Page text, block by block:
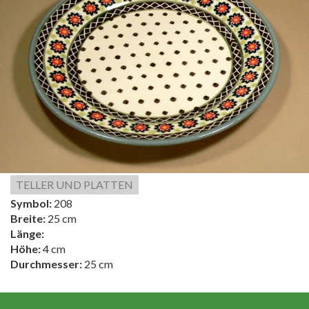
TELLER UND PLATTEN
Symbol: 208
Breite: 25 cm
Länge:
Höhe:4 cm
Durchmesser: 25 cm